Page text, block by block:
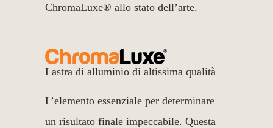
ChromaLuxe® allo stato dell’arte.
Lastra di alluminio di altissima qualità
L’elemento essenziale per determinare
un risultato finale impeccabile. Questa